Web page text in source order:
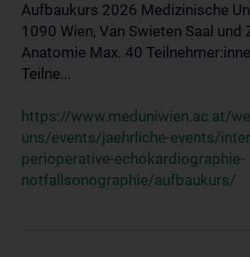
Aufbaukurs 2026 Medizinische
1090 Wien, Van Swieten Saal und
Anatomie Max. 40
Teilne...
https://www.meduniwien.ac.at/
uns/events/jaehrliche-events/
perioperative-echokardiographie-
notfallsonographie/aufbaukurs/